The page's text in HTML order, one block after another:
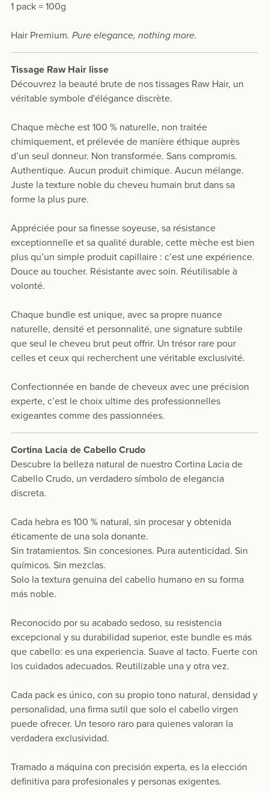
1 pack = 100g
Hair Premium. Pure elegance, nothing more.
Tissage Raw Hair lisse
Découvrez la beauté brute de nos tissages Raw Hair, un
véritable symbole d'élégance discrète.
Chaque mèche est 100 % naturelle, non traitée
chimiquement, et prélevée de manière éthique auprès
d’un seul donneur. Non transformée. Sans compromis.
Authentique. Aucun produit chimique. Aucun mélange.
Juste la texture noble du cheveu humain brut dans sa
forme la plus pure.
Appréciée pour sa finesse soyeuse, sa résistance
exceptionnelle et sa qualité durable, cette mèche est bien
plus qu’un simple produit capillaire : c’est une expérience.
Douce au toucher. Résistante avec soin. Réutilisable à
volonté.
Chaque bundle est unique, avec sa propre nuance
naturelle, densité et personnalité, une signature subtile
que seul le cheveu brut peut offrir. Un trésor rare pour
celles et ceux qui recherchent une véritable exclusivité.
Confectionnée en bande de cheveux avec une précision
experte, c’est le choix ultime des professionnelles
exigeantes comme des passionnées.
Cortina Lacia de Cabello Crudo
Descubre la belleza natural de nuestro Cortina Lacia de
Cabello Crudo, un verdadero símbolo de elegancia
discreta.
Cada hebra es 100 % natural, sin procesar y obtenida
éticamente de una sola donante.
Sin tratamientos. Sin concesiones. Pura autenticidad. Sin
químicos. Sin mezclas.
Solo la textura genuina del cabello humano en su forma
más noble.
Reconocido por su acabado sedoso, su resistencia
excepcional y su durabilidad superior, este bundle es más
que cabello: es una experiencia. Suave al tacto. Fuerte con
los cuidados adecuados. Reutilizable una y otra vez.
Cada pack es único, con su propio tono natural, densidad y
personalidad, una firma sutil que solo el cabello virgen
puede ofrecer. Un tesoro raro para quienes valoran la
verdadera exclusividad.
Tramado a máquina con precisión experta, es la elección
definitiva para profesionales y personas exigentes.